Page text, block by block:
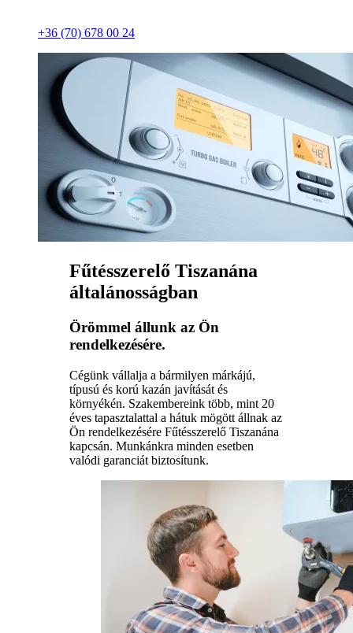
+36 (70) 678 00 24
Fűtésszerelő Tiszanána
általánosságban
Örömmel állunk az Ön
rendelkezésére.
Cégünk vállalja a bármilyen márkájú,
típusú és korú kazán javítását és
környékén. Szakembereink több, mint 20
éves tapasztalattal a hátuk mögött állnak az
Ön rendelkezésére Fűtésszerelő Tiszanána
kapcsán. Munkánkra minden esetben
valódi garanciát biztosítunk.